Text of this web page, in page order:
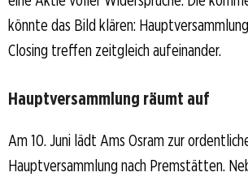
könnte das Bild klären:
Closing treffen zeitgleich aufeinander.
Hauptversammlung räumt auf
Am 10. Juni lädt Ams Osram zur
Hauptversammlung nach Premstätten.